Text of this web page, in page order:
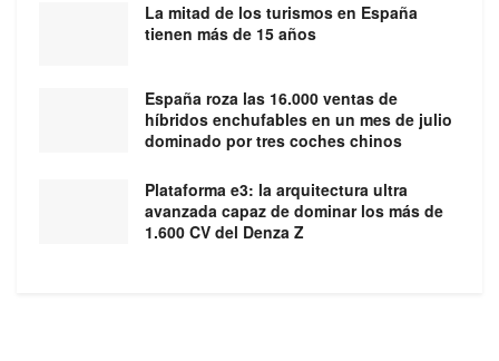
La mitad de los turismos en España
tienen más de 15 años
España roza las 16.000 ventas de
híbridos enchufables en un mes de julio
dominado por tres coches chinos
Plataforma e3: la arquitectura ultra
avanzada capaz de dominar los más de
1.600 CV del Denza Z